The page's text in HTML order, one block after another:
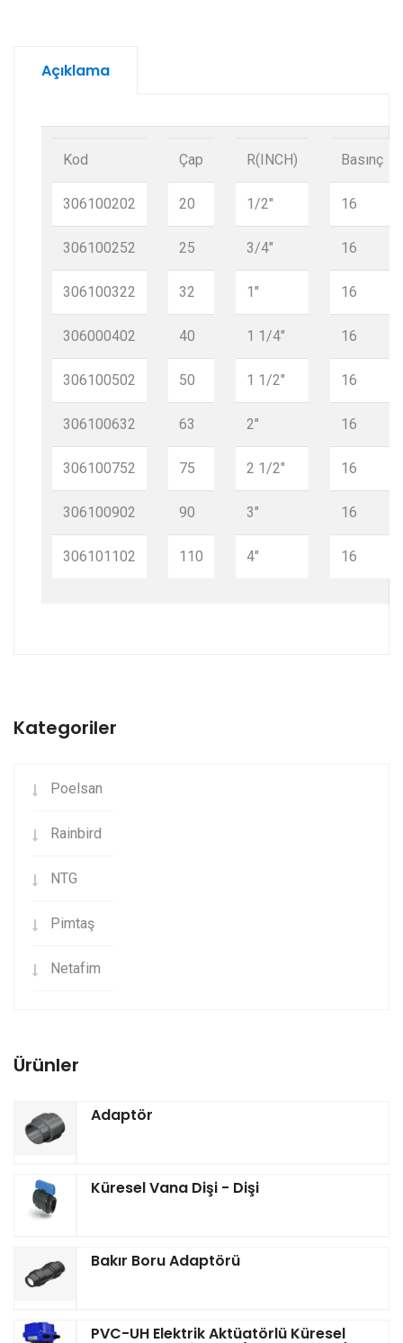
Açıklama
Kod
306100202
306100252
306100322
306000402
306100502
306100632
306100752
306100902
306101102
Çap
20
25
32
40
50
63
75
90
110
R(INCH)
1/2"
3/4"
1"
1 1/4"
1 1/2"
2"
2 1/2"
3"
4"
Basınç
16
16
16
16
16
16
16
16
16
Kategoriler
Poelsan
Rainbird
NTG
Pimtaş
Netafim
Ürünler
Adaptör
Küresel Vana Dişi - Dişi
Bakır Boru Adaptörü
PVC-UH Elektrik Aktüatörlü Küresel